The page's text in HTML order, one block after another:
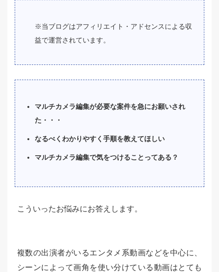
※当ブログはアフィリエイト・アドセンスによる収
益で運営されています。
マルチカメラ編集が必要な案件を急にお願いされ
た・・・
なるべくわかりやすく手順を教えてほしい
マルチカメラ編集で気をつけることってある？
こういったお悩みにお答えします。
複数の出演者がいるエンタメ系動画などを中心に、
シーンによって画角を使い分けている動画はとても